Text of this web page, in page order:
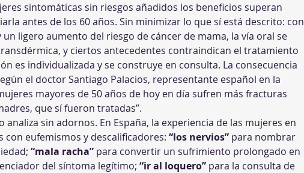
sintomáticas sin riesgos añadidos los beneficios superan
antes de los 60 años. Sin minimizar lo que sí está descrito: con
ligero aumento del riesgo de cáncer de mama, la vía oral se
y ciertos antecedentes contraindican el tratamiento
es individualizada y se construye en consulta. La consecuencia
el doctor Santiago Palacios, representante español en la
mayores de 50 años de hoy en día sufren más fracturas
que sí fueron tratadas”.
sin adornos. En España, la experiencia de las mujeres en
eufemismos y descalificadores: “los nervios” para nombrar
“mala racha” para convertir un sufrimiento prolongado en
del síntoma legítimo; “ir al loquero” para la consulta de